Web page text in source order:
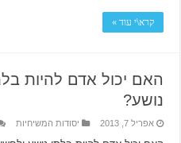
קרא\י עוד »
האם יכול אדם להיות
נושע?
אפריל 7, 2013 יסודות המשיחיות